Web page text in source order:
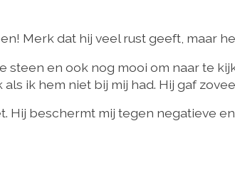
Merk dat hij veel rust geeft, maar
en ook nog mooi om naar te
ik hem niet bij mij had. Hij gaf
Hij beschermt mij tegen negatieve